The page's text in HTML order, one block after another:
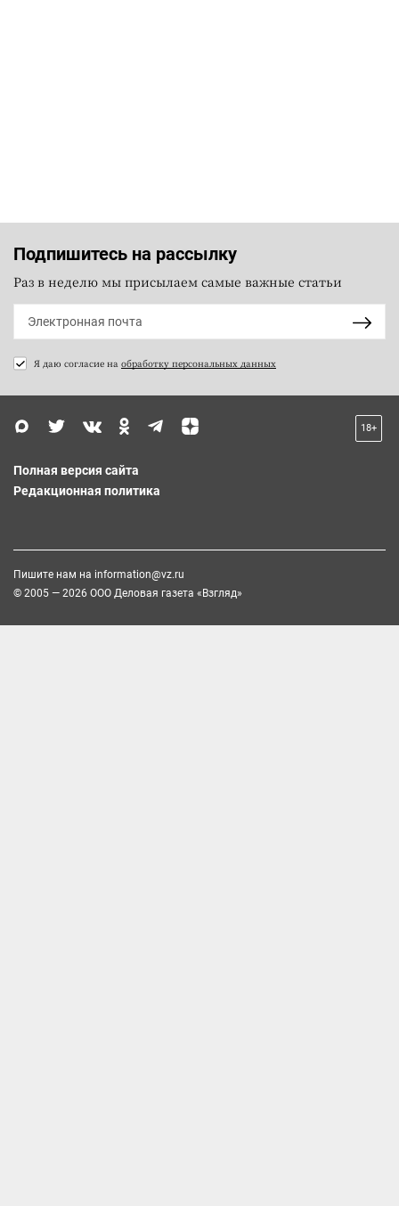
Подпишитесь на рассылку
Раз в неделю мы присылаем самые важные статьи
Я даю согласие на обработку персональных данных
18+
Полная версия сайта
Редакционная политика
Пишите нам на information@vz.ru
© 2005 — 2026 ООО Деловая газета «Взгляд»